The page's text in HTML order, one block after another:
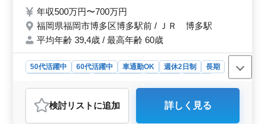
管理技士資格必須になります ＊50代以上で
発注支援業務経験10年以上条件面優遇いた
します ＊50代以上で土木施工管理業務経験
の方ご応募お待ちしております！ 《条件面
優遇資格》 ・技術士(種類不問) ・RCCM(種
年収500万円〜700万円
福岡県福岡市博多区博多駅前 / ＪＲ 博多駅
平均年齢 39,4歳 / 最高年齢 60歳
50代活躍中 60代活躍中 車通勤OK 週休2日制
長期
建設コンサルタント
おすすめポイント
検討リスト に追加 詳しく見る